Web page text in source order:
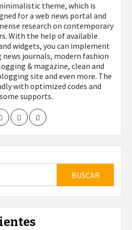
theme, which is
for a web news portal and
research on contemporary
With the help of available
widgets, you can implement
news journals, modern fashion
& magazine, clean and
site and even more. The
with optimized codes and
supports.